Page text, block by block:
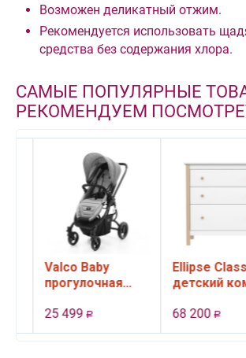
Возможен деликатный отжим.
Рекомендуется использовать
средства без содержания хлора.
САМЫЕ ПОПУЛЯРНЫЕ
РЕКОМЕНДУЕМ
Valco Baby
прогулочная
Ultra цвет Cool
Grey
25 499 Р
Ellipse Classic
детский
68 200